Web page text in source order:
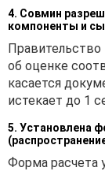
4. Совмин
компоненты и
об оценке
касается
истекает до 1
5. Установлена
Форма расчета